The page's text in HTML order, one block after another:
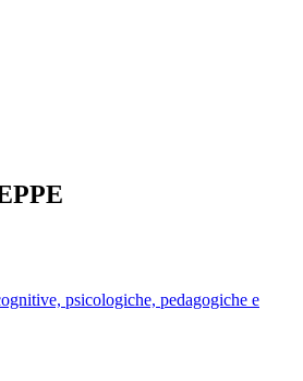
psicologiche, pedagogiche e